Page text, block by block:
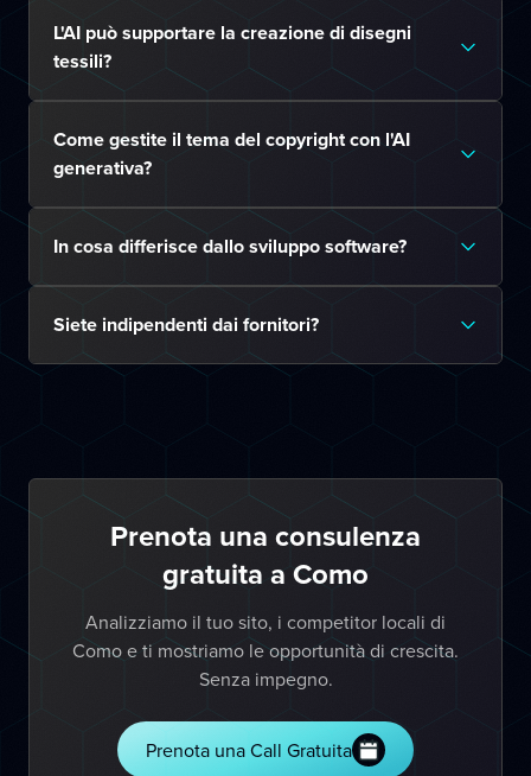
L'AI può supportare la creazione di disegni
tessili?
Come gestite il tema del copyright con l'AI
generativa?
In cosa differisce dallo sviluppo software?
Siete indipendenti dai fornitori?
Prenota una consulenza
gratuita a Como
Analizziamo il tuo sito, i competitor locali di
Como e ti mostriamo le opportunità di crescita.
Senza impegno.
Prenota una Call Gratuita